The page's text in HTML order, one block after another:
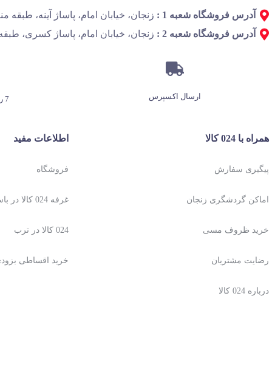
آدرس فروشگاه شعبه 1 :
زنجان، خیابان امام، پاساژ آینه، طبقه منفی 1،
آدرس فروشگاه شعبه 2 :
زنجان، خیابان امام، پاساژ کسری،
ارسال اکسپرس 7 روز هفته، 24 ساعته
همراه با 024 کالا
پیگیری سفارش
اماکن گردشگری زنجان
خرید ظروف مسی
رضایت مشتریان
درباره 024 کالا
اطلاعات مفید
فروشگاه
غرفه 024 کالا در باسلام
024 کالا در ترب
خرید اقساطی